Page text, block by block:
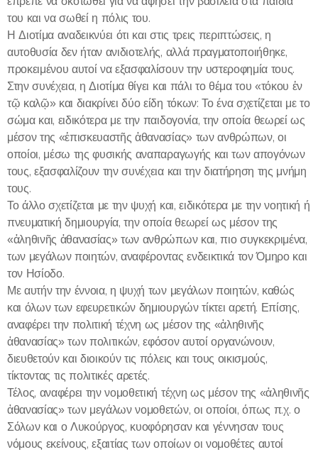
του και να σωθεί η πόλις του.
Η Διοτίμα αναδεικνύει ότι και στις τρεις περιπτώσεις, η
αυτοθυσία δεν ήταν ανιδιοτελής, αλλά πραγματοποιήθηκε,
προκειμένου αυτοί να εξασφαλίσουν την υστεροφημία τους.
Στην συνέχεια, η Διοτίμα θίγει και πάλι το θέμα του «τόκου ἐν
τῷ καλῷ» και διακρίνει δύο είδη τόκων: Το ένα σχετίζεται με το
σώμα και, ειδικότερα με την παιδογονία, την οποία θεωρεί ως
μέσον της «ἐπισκευαστῆς ἀθανασίας» των ανθρώπων, οι
οποίοι, μέσω της φυσικής αναπαραγωγής και των απογόνων
τους, εξασφαλίζουν την συνέχεια και την διατήρηση της μνήμη
τους.
Το άλλο σχετίζεται με την ψυχή και, ειδικότερα με την νοητική ή
πνευματική δημιουργία, την οποία θεωρεί ως μέσον της
«ἀληθινῆς ἀθανασίας» των ανθρώπων και, πιο συγκεκριμένα,
των μεγάλων ποιητών, αναφέροντας ενδεικτικά τον Όμηρο και
τον Ησίοδο.
Με αυτήν την έννοια, η ψυχή των μεγάλων ποιητών, καθώς
και όλων των εφευρετικών δημιουργών τίκτει αρετή. Επίσης,
αναφέρει την πολιτική τέχνη ως μέσον της «ἀληθινῆς
ἀθανασίας» των πολιτικών, εφόσον αυτοί οργανώνουν,
διευθετούν και διοικούν τις πόλεις και τους οικισμούς,
τίκτοντας τις πολιτικές αρετές.
Τέλος, αναφέρει την νομοθετική τέχνη ως μέσον της «ἀληθινῆς
ἀθανασίας» των μεγάλων νομοθετών, οι οποίοι, όπως π.χ. ο
Σόλων και ο Λυκούργος, κυοφόρησαν και γέννησαν τους
νόμους εκείνους, εξαιτίας των οποίων οι νομοθέτες αυτοί